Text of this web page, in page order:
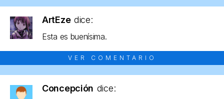
ArtEze dice:
Esta es buenísima.
VER COMENTARIO
Concepción dice: